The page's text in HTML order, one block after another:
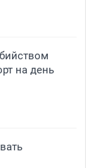
на день